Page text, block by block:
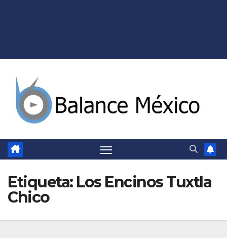
Etiqueta: Los Encinos Tuxtla
Chico